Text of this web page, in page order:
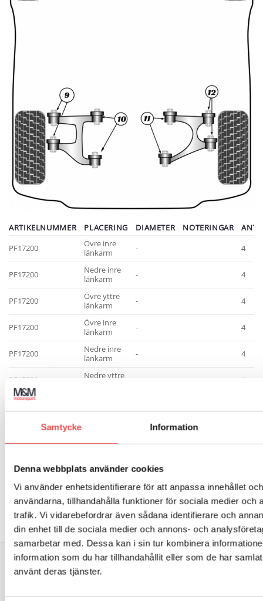
Samtycke Information
Denna webbplats använder cookies
Vi använder enhetsidentifierare för att anpassa innehållet
användarna, tillhandahålla funktioner för sociala medier och
trafik. Vi vidarebefordrar även sådana identifierare och
din enhet till de sociala medier och annons- och
samarbetar med. Dessa kan i sin tur kombinera
information som du har tillhandahållit eller som de har
använt deras tjänster.
ARTIKELNUMMER PLACERING DIAMETER NOTERINGAR
PF17200
Övre inre
länkarm
- 4
PF17200
Nedre inre
länkarm
- 4
PF17200
Övre yttre
länkarm
- 4
PF17200
Övre inre
länkarm
- 4
PF17200
Nedre inre
länkarm
- 4
PF17200
Nedre yttre
4
Add to wishlist
Powerflexbussning
2 085 kr
LÄGG TILL I VARUKORG
SÖK DIREKT PÅ SAJTEN
Sök